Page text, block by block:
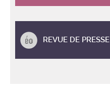
REVUE DE PRESSE